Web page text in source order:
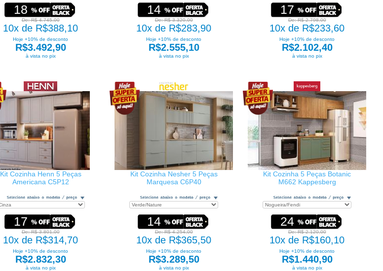
18
De: R$ 4.745,00
10x de R$388,10
Hoje +10% de desconto
R$3.492,90
à vista no pix
14
De: R$ 3.320,00
10x de R$283,90
Hoje +10% de desconto
R$2.555,10
à vista no pix
17
De: R$ 2.798,00
10x de R$233,60
Hoje +10% de desconto
R$2.102,40
à vista no pix
Kit Cozinha Henn 5 Peças
Americana C5P12
17
De: R$ 3.801,00
10x de R$314,70
Hoje +10% de desconto
R$2.832,30
à vista no pix
Kit Cozinha Nesher 5 Peças
Marquesa C6P40
14
De: R$ 4.254,00
10x de R$365,50
Hoje +10% de desconto
R$3.289,50
à vista no pix
Kit Cozinha 5 Peças Botanic
M662 Kappesberg
24
De: R$ 2.120,00
10x de R$160,10
Hoje +10% de desconto
R$1.440,90
à vista no pix